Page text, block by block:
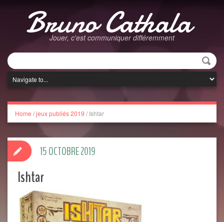
Bruno Cathala
Jouer, c'est communiquer différemment
Home /jeux publiés 2019 / Ishtar
Ishtar
15 OCTOBRE 2019